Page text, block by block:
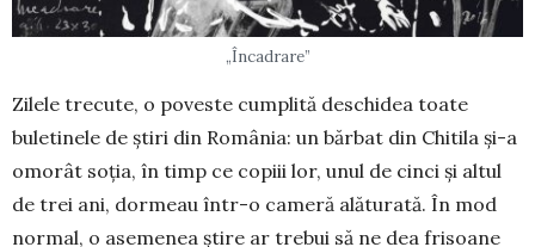
„Încadrare”
Zilele trecute, o poveste cumplită deschi­dea toate
buletinele de știri din România: un bărbat din Chitila și-a
omorât soția, în timp ce copiii lor, unul de cinci și altul
de trei ani, dormeau într-o cameră alăturată. În mod
normal, o asemenea știre ar trebui să ne dea frisoane